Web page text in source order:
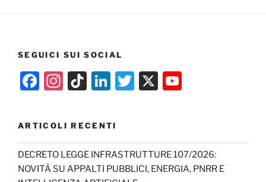
SEGUICI SUI SOCIAL
F
c
e
b
o
In
a
gr
a
m
Ti
T
o
k
Li
k
e
dI
n
T
er
X
T
u
b
ARTICOLI RECENTI
DECRETO LEGGE INFRASTRUTTURE 107/2026:
NOVITÀ SU APPALTI PUBBLICI, ENERGIA, PNRR E